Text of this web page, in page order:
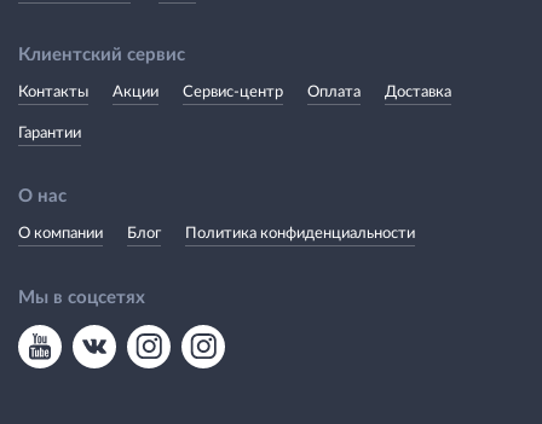
Клиентский сервис
Контакты Акции Сервис-центр Оплата Доставка
Гарантии
О нас
О компании Блог Политика конфиденциальности
Мы в соцсетях